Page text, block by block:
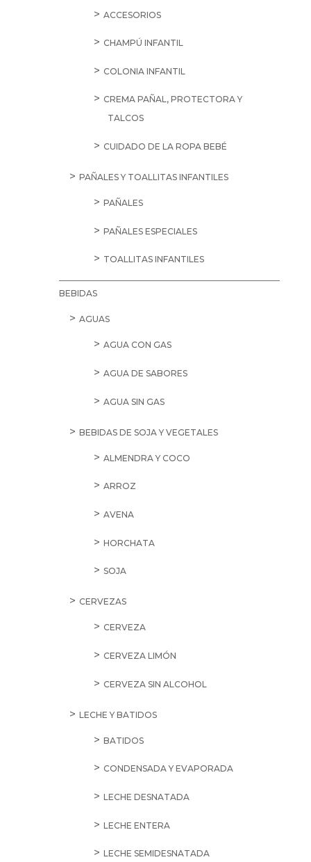
ACCESORIOS
CHAMPÚ INFANTIL
COLONIA INFANTIL
CREMA PAÑAL, PROTECTORA Y
TALCOS
CUIDADO DE LA ROPA BEBÉ
PAÑALES Y TOALLITAS INFANTILES
PAÑALES
PAÑALES ESPECIALES
TOALLITAS INFANTILES
BEBIDAS
AGUAS
AGUA CON GAS
AGUA DE SABORES
AGUA SIN GAS
BEBIDAS DE SOJA Y VEGETALES
ALMENDRA Y COCO
ARROZ
AVENA
HORCHATA
SOJA
CERVEZAS
CERVEZA
CERVEZA LIMÓN
CERVEZA SIN ALCOHOL
LECHE Y BATIDOS
BATIDOS
CONDENSADA Y EVAPORADA
LECHE DESNATADA
LECHE ENTERA
LECHE SEMIDESNATADA